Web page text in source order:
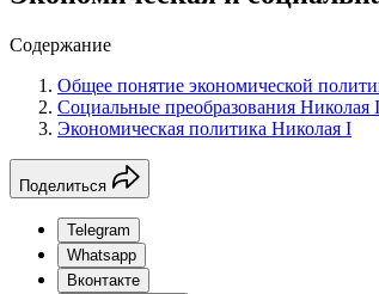
Содержание
Общее понятие экономической
Социальные преобразования Николая I
Экономическая политика Николая I
Поделиться
Telegram
Whatsapp
Вконтакте